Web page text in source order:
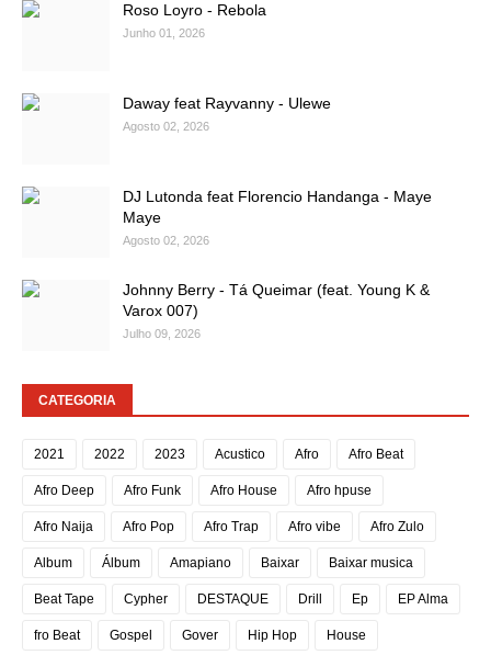
Roso Loyro - Rebola
Junho 01, 2026
Daway feat Rayvanny - Ulewe
Agosto 02, 2026
DJ Lutonda feat Florencio Handanga - Maye
Maye
Agosto 02, 2026
Johnny Berry - Tá Queimar (feat. Young K &
Varox 007)
Julho 09, 2026
CATEGORIA
2021 2022 2023 Acustico Afro Afro Beat
Afro Deep Afro Funk Afro House Afro hpuse
Afro Naija Afro Pop Afro Trap Afro vibe Afro Zulo
Album Álbum Amapiano Baixar Baixar musica
Beat Tape Cypher DESTAQUE Drill Ep EP Alma
fro Beat Gospel Gover Hip Hop House